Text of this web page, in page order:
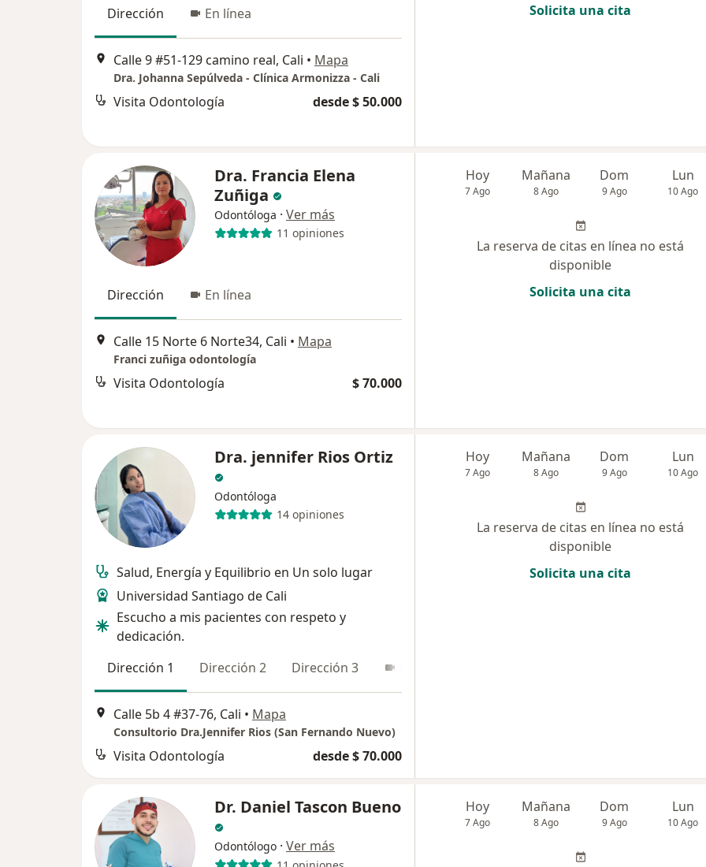
Dirección En línea
Calle 9 #51-129 camino real, Cali • Mapa
Dra. Johanna Sepúlveda - Clínica Armonizza - Cali
Visita Odontología desde $ 50.000
Solicita una cita
Dra. Francia Elena
Zuñiga
Odontóloga · Ver más
11 opiniones
Dirección En línea
Calle 15 Norte 6 Norte34, Cali • Mapa
Franci zuñiga odontología
Visita Odontología $ 70.000
Hoy
7 Ago
Mañana
8 Ago
Dom
9 Ago
Lun
10 Ago
La reserva de citas en línea no está
disponible
Solicita una cita
Dra. jennifer Rios Ortiz
Odontóloga
14 opiniones
Salud, Energía y Equilibrio en Un solo lugar
Universidad Santiago de Cali
Escucho a mis pacientes con respeto y
dedicación.
Dirección 1
Dirección 2 Dirección 3
Calle 5b 4 #37-76, Cali • Mapa
Consultorio Dra.Jennifer Rios (San Fernando Nuevo)
Visita Odontología desde $ 70.000
Hoy
7 Ago
Mañana
8 Ago
Dom
9 Ago
Lun
10 Ago
La reserva de citas en línea no está
disponible
Solicita una cita
Dr. Daniel Tascon Bueno
Odontólogo · Ver más
Hoy
7 Ago
Mañana
8 Ago
Dom
9 Ago
Lun
10 Ago